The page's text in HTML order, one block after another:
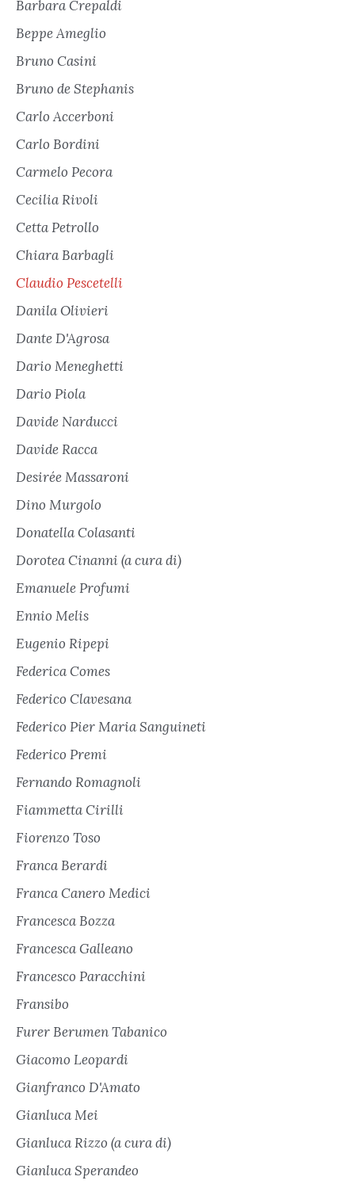
Barbara Crepaldi
Beppe Ameglio
Bruno Casini
Bruno de Stephanis
Carlo Accerboni
Carlo Bordini
Carmelo Pecora
Cecilia Rivoli
Cetta Petrollo
Chiara Barbagli
Claudio Pescetelli
Danila Olivieri
Dante D'Agrosa
Dario Meneghetti
Dario Piola
Davide Narducci
Davide Racca
Desirée Massaroni
Dino Murgolo
Donatella Colasanti
Dorotea Cinanni (a cura di)
Emanuele Profumi
Ennio Melis
Eugenio Ripepi
Federica Comes
Federico Clavesana
Federico Pier Maria Sanguineti
Federico Premi
Fernando Romagnoli
Fiammetta Cirilli
Fiorenzo Toso
Franca Berardi
Franca Canero Medici
Francesca Bozza
Francesca Galleano
Francesco Paracchini
Fransibo
Furer Berumen Tabanico
Giacomo Leopardi
Gianfranco D'Amato
Gianluca Mei
Gianluca Rizzo (a cura di)
Gianluca Sperandeo